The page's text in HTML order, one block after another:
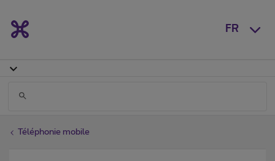
FR
Téléphonie mobile